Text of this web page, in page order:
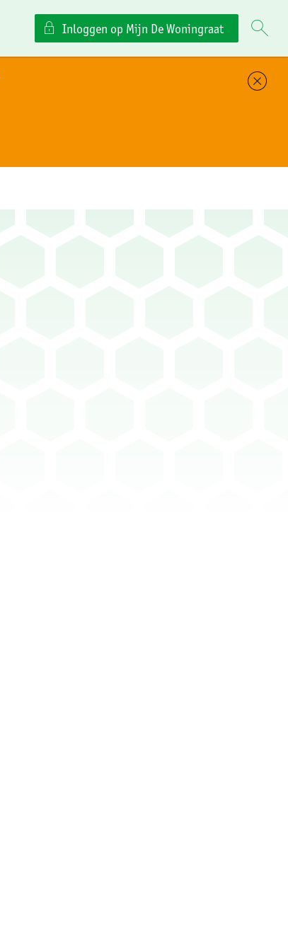
Inloggen op Mijn De Woningraat